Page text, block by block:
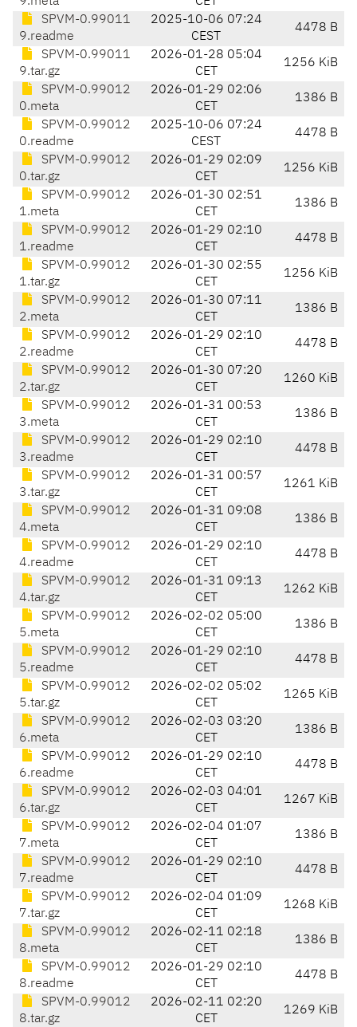
SPVM-0.99011
9.readme
2025-10-06 07:24
CEST
4478 B
SPVM-0.99011
9.tar.gz
2026-01-28 05:04
CET
1256 KiB
SPVM-0.99012
0.meta
2026-01-29 02:06
CET
1386 B
SPVM-0.99012
0.readme
2025-10-06 07:24
CEST
4478 B
SPVM-0.99012
0.tar.gz
2026-01-29 02:09
CET
1256 KiB
SPVM-0.99012
1.meta
2026-01-30 02:51
CET
1386 B
SPVM-0.99012
1.readme
2026-01-29 02:10
CET
4478 B
SPVM-0.99012
1.tar.gz
2026-01-30 02:55
CET
1256 KiB
SPVM-0.99012
2.meta
2026-01-30 07:11
CET
1386 B
SPVM-0.99012
2.readme
2026-01-29 02:10
CET
4478 B
SPVM-0.99012
2.tar.gz
2026-01-30 07:20
CET
1260 KiB
SPVM-0.99012
3.meta
2026-01-31 00:53
CET
1386 B
SPVM-0.99012
3.readme
2026-01-29 02:10
CET
4478 B
SPVM-0.99012
3.tar.gz
2026-01-31 00:57
CET
1261 KiB
SPVM-0.99012
4.meta
2026-01-31 09:08
CET
1386 B
SPVM-0.99012
4.readme
2026-01-29 02:10
CET
4478 B
SPVM-0.99012
4.tar.gz
2026-01-31 09:13
CET
1262 KiB
SPVM-0.99012
5.meta
2026-02-02 05:00
CET
1386 B
SPVM-0.99012
5.readme
2026-01-29 02:10
CET
4478 B
SPVM-0.99012
5.tar.gz
2026-02-02 05:02
CET
1265 KiB
SPVM-0.99012
6.meta
2026-02-03 03:20
CET
1386 B
SPVM-0.99012
6.readme
2026-01-29 02:10
CET
4478 B
SPVM-0.99012
6.tar.gz
2026-02-03 04:01
CET
1267 KiB
SPVM-0.99012
7.meta
2026-02-04 01:07
CET
1386 B
SPVM-0.99012
7.readme
2026-01-29 02:10
CET
4478 B
SPVM-0.99012
7.tar.gz
2026-02-04 01:09
CET
1268 KiB
SPVM-0.99012
8.meta
2026-02-11 02:18
CET
1386 B
SPVM-0.99012
8.readme
2026-01-29 02:10
CET
4478 B
SPVM-0.99012
8.tar.gz
2026-02-11 02:20
CET
1269 KiB